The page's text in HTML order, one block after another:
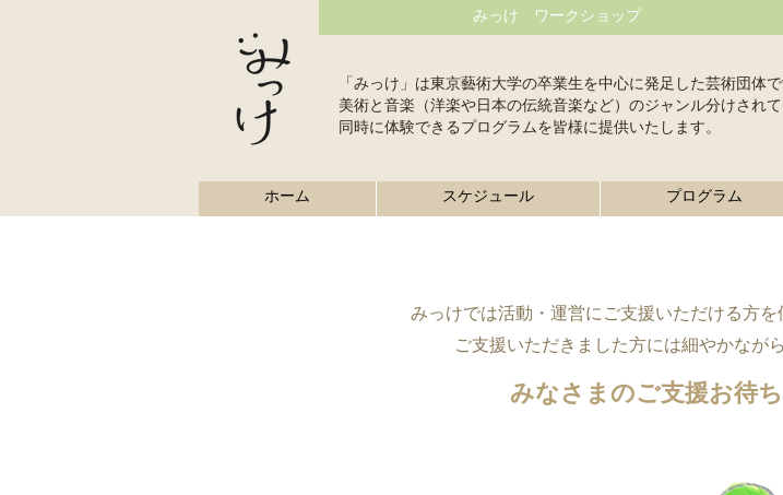
みっけ ワークショップ
「みっけ」は東京藝術大学の卒業生を中心に発足した芸術団体で
美術と音楽（洋楽や日本の伝統音楽など）のジャンル分けされ
同時に体験できるプログラムを皆様に提供いたします。
ホーム スケジュール プログラム
みっけでは活動・運営にご支援いただける方を
ご支援いただきました方には細やかなが
みなさまのご支援お待